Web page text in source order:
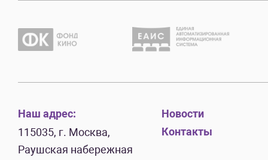
Наш адрес:
115035, г. Москва,
Раушская набережная
Новости
Контакты